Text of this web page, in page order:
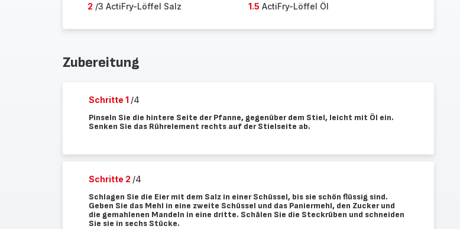
2 /3 ActiFry-Löffel Salz 1.5 ActiFry-Löffel Öl
Zubereitung
Schritte 1 /4
Pinseln Sie die hintere Seite der Pfanne, gegenüber dem Stiel, leicht mit Öl ein.
Senken Sie das Rührelement rechts auf der Stielseite ab.
Schritte 2 /4
Schlagen Sie die Eier mit dem Salz in einer Schüssel, bis sie schön flüssig sind.
Geben Sie das Mehl in eine zweite Schüssel und das Paniermehl, den Zucker und
die gemahlenen Mandeln in eine dritte. Schälen Sie die Steckrüben und schneiden
Sie sie in sechs Stücke.